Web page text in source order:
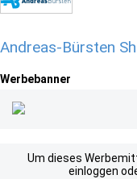
Andreas-Bürsten
Werbebanner
Um dieses
einloggen